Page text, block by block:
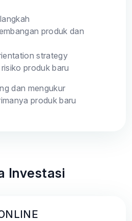
produk dan
strategy
produk baru
dan mengukur
produk baru
Investasi